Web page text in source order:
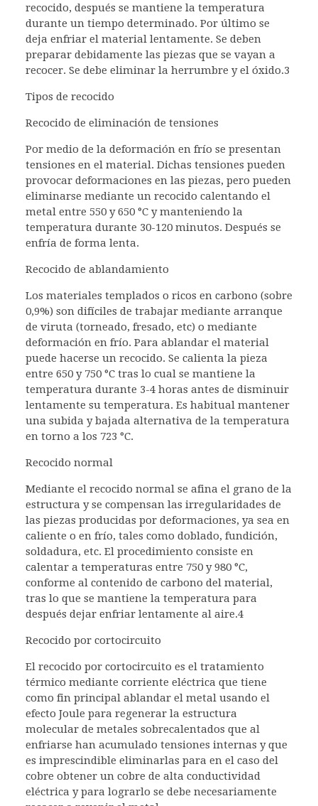
recocido, después se mantiene la temperatura
durante un tiempo determinado. Por último se
deja enfriar el material lentamente. Se deben
preparar debidamente las piezas que se vayan a
recocer. Se debe eliminar la herrumbre y el óxido.3​
Tipos de recocido
Recocido de eliminación de tensiones
Por medio de la deformación en frío se presentan
tensiones en el material. Dichas tensiones pueden
provocar deformaciones en las piezas, pero pueden
eliminarse mediante un recocido calentando el
metal entre 550 y 650 °C y manteniendo la
temperatura durante 30-120 minutos. Después se
enfría de forma lenta.
Recocido de ablandamiento
Los materiales templados o ricos en carbono (sobre
0,9%) son difíciles de trabajar mediante arranque
de viruta (torneado, fresado, etc) o mediante
deformación en frío. Para ablandar el material
puede hacerse un recocido. Se calienta la pieza
entre 650 y 750 °C tras lo cual se mantiene la
temperatura durante 3-4 horas antes de disminuir
lentamente su temperatura. Es habitual mantener
una subida y bajada alternativa de la temperatura
en torno a los 723 °C.
Recocido normal
Mediante el recocido normal se afina el grano de la
estructura y se compensan las irregularidades de
las piezas producidas por deformaciones, ya sea en
caliente o en frío, tales como doblado, fundición,
soldadura, etc. El procedimiento consiste en
calentar a temperaturas entre 750 y 980 °C,
conforme al contenido de carbono del material,
tras lo que se mantiene la temperatura para
después dejar enfriar lentamente al aire.4​
Recocido por cortocircuito
El recocido por cortocircuito es el tratamiento
térmico mediante corriente eléctrica que tiene
como fin principal ablandar el metal usando el
efecto Joule para regenerar la estructura
molecular de metales sobrecalentados que al
enfriarse han acumulado tensiones internas y que
es imprescindible eliminarlas para en el caso del
cobre obtener un cobre de alta conductividad
eléctrica y para lograrlo se debe necesariamente